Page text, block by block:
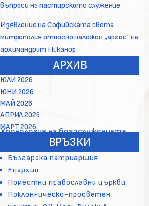
въпроси на пастирското служение
Изявление на Софийската света
митрополия относно наложен „аргос“ на
архимандрит Никанор
АРХИВ
ЮЛИ 2026
ЮНИ 2026
МАЙ 2026
АПРИЛ 2026
МАРТ 2026
Хронология на богослуженията
ВРЪЗКИ
Българска патриаршия
Епархии
Поместни православни църкви
Поклонническо-просветен